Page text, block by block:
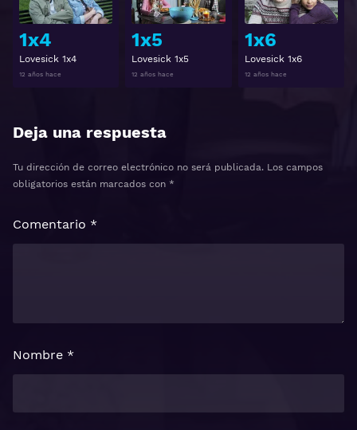
1x4
Lovesick 1x4
12 años hace
1x5
Lovesick 1x5
12 años hace
1x6
Lovesick 1x6
12 años hace
Deja una respuesta
Tu dirección de correo electrónico no será publicada. Los campos
obligatorios están marcados con *
Comentario *
Nombre *